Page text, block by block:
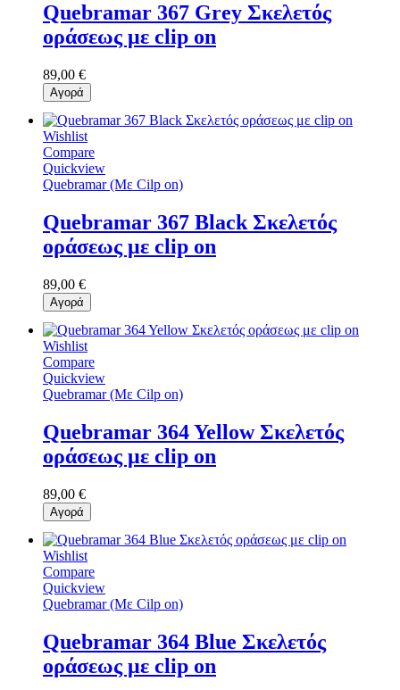
Quebramar 367 Grey Σκελετός
οράσεως με clip on
89,00 €
Αγορά
Wishlist
Compare
Quickview
Quebramar (Με Cilp on)
Quebramar 367 Black Σκελετός
οράσεως με clip on
89,00 €
Αγορά
Wishlist
Compare
Quickview
Quebramar (Με Cilp on)
Quebramar 364 Yellow Σκελετός
οράσεως με clip on
89,00 €
Αγορά
Wishlist
Compare
Quickview
Quebramar (Με Cilp on)
Quebramar 364 Blue Σκελετός
οράσεως με clip on